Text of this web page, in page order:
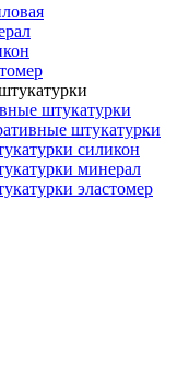
штукатурки
штукатурки
силикон
минерал
эластомер